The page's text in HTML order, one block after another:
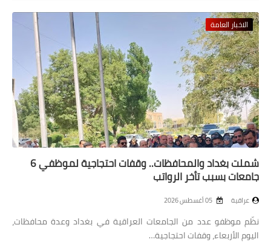
الاخبار العامة
شملت بغداد والمحافظات.. وقفات احتجاجية لموظفي 6
جامعات بسبب تأخر الرواتب
عراقية
نظّم موظفو عدد من الجامعات العراقية في بغداد وعدة محافظات،
اليوم الأربعاء، وقفات احتجاجية…